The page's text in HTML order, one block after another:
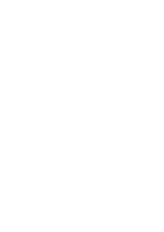
sau phẫu thuật